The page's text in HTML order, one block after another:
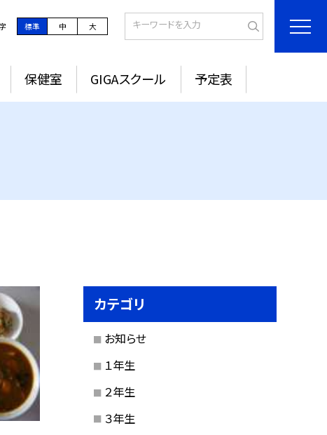
標準 中 大
保健室 GIGAスクール 予定表
カテゴリ
お知らせ
１年生
２年生
３年生